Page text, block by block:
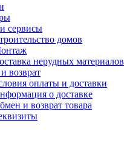
сервисы
домов
нерудных материалов
возврат
оплаты и доставки
о доставке
и возврат товара